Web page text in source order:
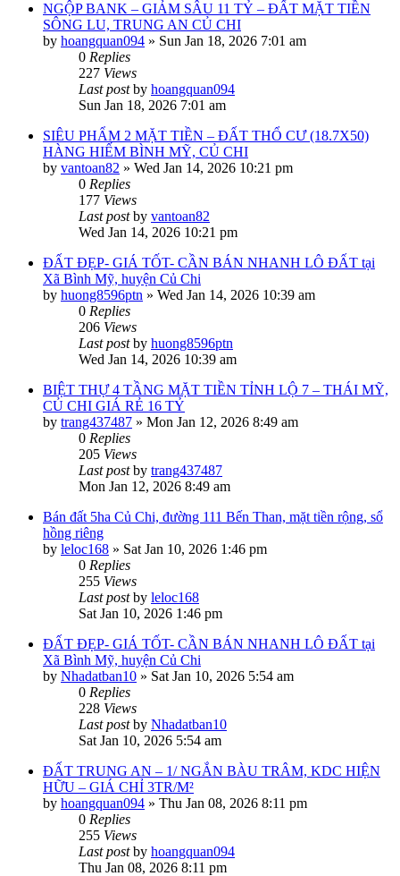
NGỘP BANK – GIẢM SÂU 11 TỶ – ĐẤT MẶT TIỀN
SÔNG LU, TRUNG AN CỦ CHI
by hoangquan094 » Sun Jan 18, 2026 7:01 am
0 Replies
227 Views
Last postby hoangquan094
Sun Jan 18, 2026 7:01 am
SIÊU PHẨM 2 MẶT TIỀN – ĐẤT THỔ CƯ (18.7X50)
HÀNG HIẾM BÌNH MỸ, CỦ CHI
by vantoan82 » Wed Jan 14, 2026 10:21 pm
0 Replies
177 Views
Last postby vantoan82
Wed Jan 14, 2026 10:21 pm
ĐẤT ĐẸP- GIÁ TỐT- CẦN BÁN NHANH LÔ ĐẤT tại
Xã Bình Mỹ, huyện Củ Chi
by huong8596ptn » Wed Jan 14, 2026 10:39 am
0 Replies
206 Views
Last postby huong8596ptn
Wed Jan 14, 2026 10:39 am
BIỆT THỰ 4 TẦNG MẶT TIỀN TỈNH LỘ 7 – THÁI MỸ,
CỦ CHI GIÁ RẺ 16 TỶ
by trang437487 » Mon Jan 12, 2026 8:49 am
0 Replies
205 Views
Last postby trang437487
Mon Jan 12, 2026 8:49 am
Bán đất 5ha Củ Chi, đường 111 Bến Than, mặt tiền rộng, sổ
hồng riêng
by leloc168 » Sat Jan 10, 2026 1:46 pm
0 Replies
255 Views
Last postby leloc168
Sat Jan 10, 2026 1:46 pm
ĐẤT ĐẸP- GIÁ TỐT- CẦN BÁN NHANH LÔ ĐẤT tại
Xã Bình Mỹ, huyện Củ Chi
by Nhadatban10 » Sat Jan 10, 2026 5:54 am
0 Replies
228 Views
Last postby Nhadatban10
Sat Jan 10, 2026 5:54 am
ĐẤT TRUNG AN – 1/ NGẮN BÀU TRÂM, KDC HIỆN
HỮU – GIÁ CHỈ 3TR/M²
by hoangquan094 » Thu Jan 08, 2026 8:11 pm
0 Replies
255 Views
Last postby hoangquan094
Thu Jan 08, 2026 8:11 pm